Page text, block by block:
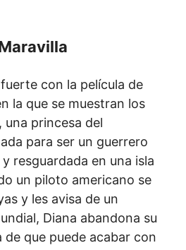
con la película de
la que se muestran los
una princesa del
para ser un guerrero
resguardada en una isla
un piloto americano se
y les avisa de un
Diana abandona su
que puede acabar con